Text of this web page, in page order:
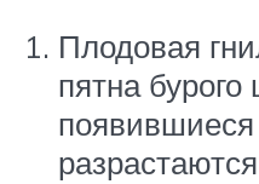
Плодовая
пятна бурого
появившиеся